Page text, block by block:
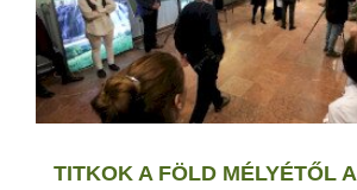
TITKOK A FÖLD MÉLYÉTŐL A